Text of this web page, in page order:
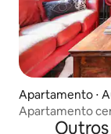
Apartamento ⋅
Apartamento
Austin perfeito